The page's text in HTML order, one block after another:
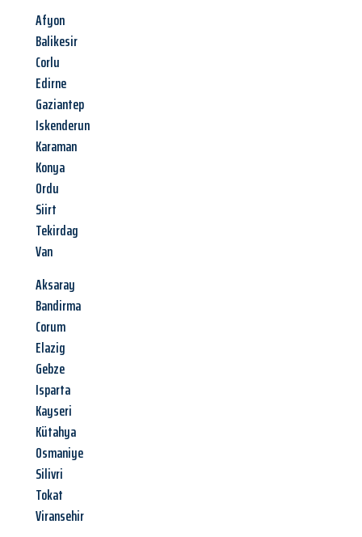
Afyon
Balikesir
Corlu
Edirne
Gaziantep
Iskenderun
Karaman
Konya
Ordu
Siirt
Tekirdag
Van
Aksaray
Bandirma
Corum
Elazig
Gebze
Isparta
Kayseri
Kütahya
Osmaniye
Silivri
Tokat
Viransehir